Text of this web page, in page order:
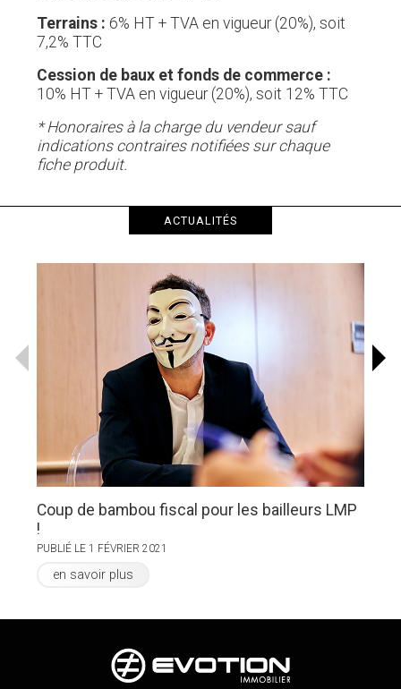
Terrains : 6% HT + TVA en vigueur (20%), soit
7,2% TTC
Cession de baux et fonds de commerce :
10% HT + TVA en vigueur (20%), soit 12% TTC
* Honoraires à la charge du vendeur sauf
indications contraires notifiées sur chaque
fiche produit.
ACTUALITÉS
Coup de bambou fiscal pour les bailleurs LMP
!
PUBLIÉ LE 1 FÉVRIER 2021
en savoir plus